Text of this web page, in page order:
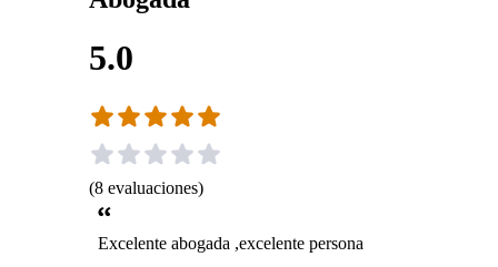
5.0
(8 evaluaciones)
Excelente abogada ,excelente persona